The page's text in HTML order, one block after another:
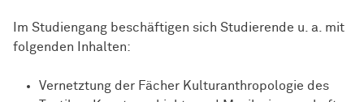
Im Studiengang beschäftigen sich Studierende u. a. mit
folgenden Inhalten:
Vernetztung der Fächer Kulturanthropologie des